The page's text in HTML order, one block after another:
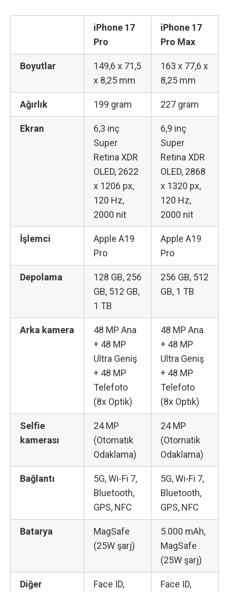
iPhone 17
Pro
iPhone 17
Pro Max
Boyutlar
149,6 x 71,5
x 8,25 mm
163 x 77,6 x
8,25 mm
Ağırlık 199 gram 227 gram
Ekran
6,3 inç
Super
Retina XDR
OLED, 2622
x 1206 px,
120 Hz,
2000 nit
6,9 inç
Super
Retina XDR
OLED, 2868
x 1320 px,
120 Hz,
2000 nit
İşlemci
Apple A19
Pro
Apple A19
Pro
Depolama
128 GB, 256
GB, 512 GB,
1 TB
256 GB, 512
GB, 1 TB
Arka kamera
48 MP Ana
+ 48 MP
Ultra Geniş
+ 48 MP
Telefoto
(8x Optik)
48 MP Ana
+ 48 MP
Ultra Geniş
+ 48 MP
Telefoto
(8x Optik)
Selfie
kamerası
24 MP
(Otomatik
Odaklama)
24 MP
(Otomatik
Odaklama)
Bağlantı
5G, Wi-Fi 7,
Bluetooth,
GPS, NFC
5G, Wi-Fi 7,
Bluetooth,
GPS, NFC
Batarya
MagSafe
(25W şarj)
5.000 mAh,
MagSafe
(25W şarj)
Diğer
Face ID,
Face ID,